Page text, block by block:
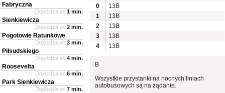
0
13B
1
13B
2
13B
3
13B
4
13B
B
Wszystkie przystanki na nocnych liniach
autobusowych są na żądanie.
Fabryczna
Dojeżdża w: 1 min.
Sienkiewicza
Dojeżdża w: 2 min.
Pogotowie Ratunkowe
Dojeżdża w: 3 min.
Piłsudskiego
Dojeżdża w: 4 min.
Roosevelta
Dojeżdża w: 6 min.
Park Sienkiewicza
Dojeżdża w: 7 min.